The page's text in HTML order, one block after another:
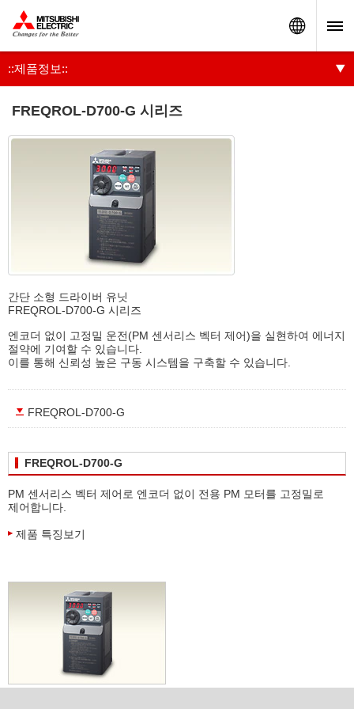
::제품정보::
FREQROL-D700-G 시리즈
간단 소형 드라이버 유닛
FREQROL-D700-G 시리즈
엔코더 없이 고정밀 운전(PM 센서리스 벡터 제어)을 실현하여 에너지
절약에 기여할 수 있습니다.
이를 통해 신뢰성 높은 구동 시스템을 구축할 수 있습니다.
FREQROL-D700-G
FREQROL-D700-G
PM 센서리스 벡터 제어로 엔코더 없이 전용 PM 모터를 고정밀로
제어합니다.
제품 특징보기